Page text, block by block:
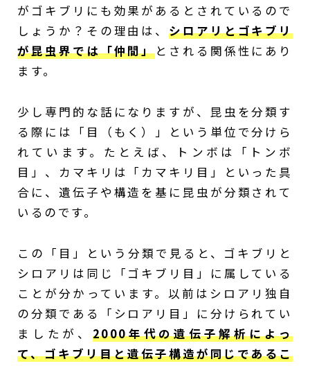
がゴキブリにも効果があるとされているので
しょうか？その理由は、シロアリとゴキブリ
が昆虫界では「仲間」とされる関係性にあり
ます。
少し専門的な話になりますが、昆虫を分類す
る際には「目（もく）」という単位で分けら
れています。たとえば、トンボは「トンボ
目」、カマキリは「カマキリ目」といった具
合に、遺伝子や構造を基に昆虫が分類されて
いるのです。
この「目」という分類で見ると、ゴキブリと
シロアリは同じ「ゴキブリ目」に属している
ことが分かっています。以前はシロアリ独自
の分類である「シロアリ目」に分けられてい
ましたが、 2000年代の遺伝子解析によっ
て、ゴキブリ目と遺伝子構造が同じであるこ